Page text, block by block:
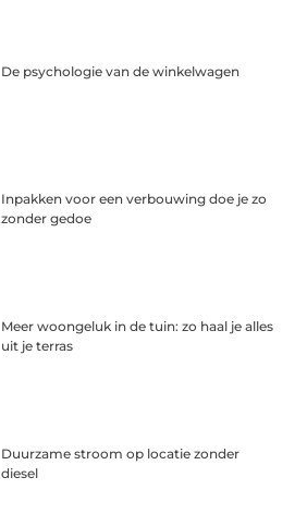
De psychologie van de winkelwagen
Inpakken voor een verbouwing doe je zo
zonder gedoe
Meer woongeluk in de tuin: zo haal je alles
uit je terras
Duurzame stroom op locatie zonder
diesel